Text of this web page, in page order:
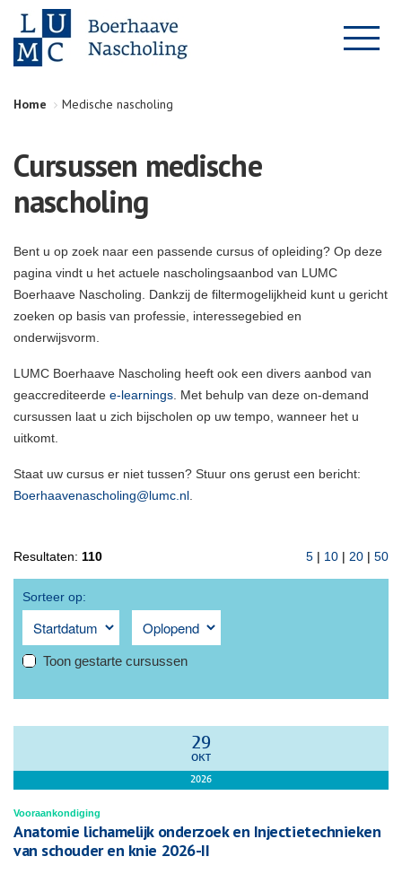
Home Medische nascholing
Cursussen medische
nascholing
Bent u op zoek naar een passende cursus of opleiding? Op deze
pagina vindt u het actuele nascholingsaanbod van LUMC
Boerhaave Nascholing. Dankzij de filtermogelijkheid kunt u gericht
zoeken op basis van professie, interessegebied en
onderwijsvorm.
LUMC Boerhaave Nascholing heeft ook een divers aanbod van
geaccrediteerde e-learnings . Met behulp van deze on-demand
cursussen laat u zich bijscholen op uw tempo, wanneer het u
uitkomt.
Staat uw cursus er niet tussen? Stuur ons gerust een bericht:
Boerhaavenascholing@lumc.nl
Resultaten: 110 5 | 10 | 20 | 50
Sorteer op:
Toon gestarte cursussen
29
OKT
2026
Vooraankondiging
Anatomie lichamelijk onderzoek en Injectietechnieken
van schouder en knie 2026-II